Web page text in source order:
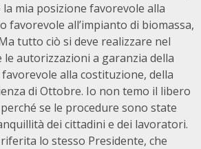
mia posizione favorevole alla
favorevole all’impianto di biomassa,
tutto ciò si deve realizzare nel
autorizzazioni a garanzia della
alla costituzione, della
di Ottobre. Io non temo il libero
se le procedure sono state
dei cittadini e dei lavoratori.
lo stesso Presidente, che